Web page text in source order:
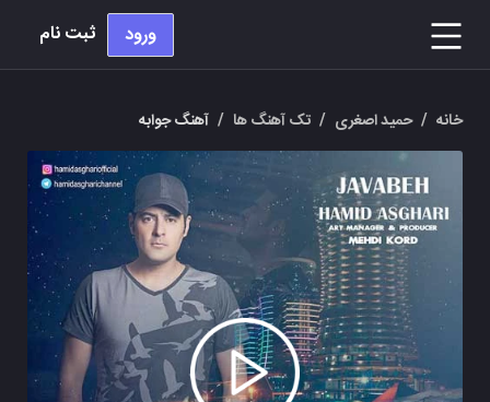
ورود ثبت نام
خانه / حمید اصغری / تک آهنگ ها / آهنگ جوابه